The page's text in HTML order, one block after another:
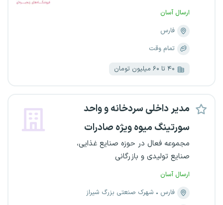
ارسال آسان
فارس
تمام وقت
۴۰ تا ۶۰ میلیون تومان
مدیر داخلی سردخانه و واحد
سورتینگ میوه ویژه صادرات
مجموعه فعال در حوزه صنایع غذایی،
صنایع تولیدی و بازرگانی
ارسال آسان
فارس
شهرک صنعتی بزرگ شیراز